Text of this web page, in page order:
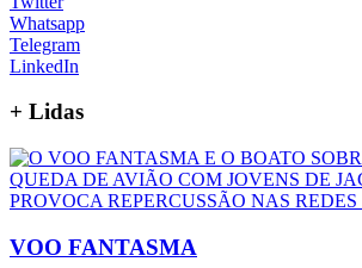
Whatsapp
Telegram
LinkedIn
+ Lidas
VOO FANTASMA